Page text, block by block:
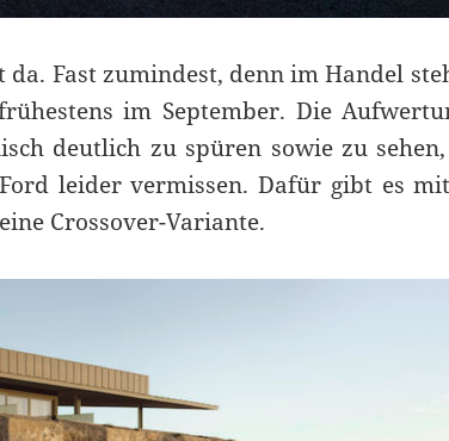
da. Fast zumindest, denn im Handel
im September. Die
deutlich zu spüren sowie zu
leider vermissen. Dafür gibt es
Crossover-Variante.